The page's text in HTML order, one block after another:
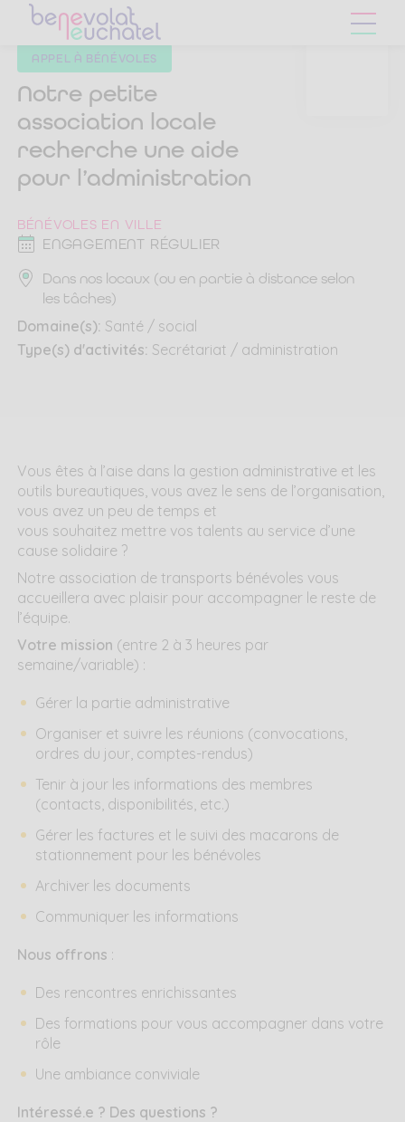
main
navigation
menu
content
APPEL À BÉNÉVOLES
Notre petite
association locale
recherche une aide
pour l’administration
BÉNÉVOLES EN VILLE
ENGAGEMENT RÉGULIER
Dans nos locaux (ou en partie à distance selon
les tâches)
Domaine(s): Santé / social
Type(s) d'activités: Secrétariat / administration
Vous êtes à l’aise dans la gestion administrative et les
outils bureautiques, vous avez le sens de l’organisation,
vous avez un peu de temps et
vous souhaitez mettre vos talents au service d’une
cause solidaire ?
Notre association de transports bénévoles vous
accueillera avec plaisir pour accompagner le reste de
l’équipe.
Votre mission (entre 2 à 3 heures par
semaine/variable) :
Gérer la partie administrative
Organiser et suivre les réunions (convocations,
ordres du jour, comptes-rendus)
Tenir à jour les informations des membres
(contacts, disponibilités, etc.)
Gérer les factures et le suivi des macarons de
stationnement pour les bénévoles
Archiver les documents
Communiquer les informations
Nous offrons :
Des rencontres enrichissantes
Des formations pour vous accompagner dans votre
rôle
Une ambiance conviviale
Intéressé.e ? Des questions ?